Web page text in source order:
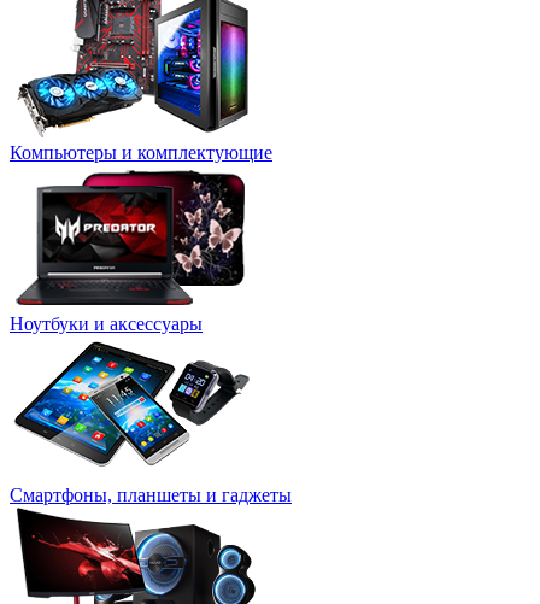
Компьютеры и комплектующие
Ноутбуки и аксессуары
Смартфоны, планшеты и гаджеты